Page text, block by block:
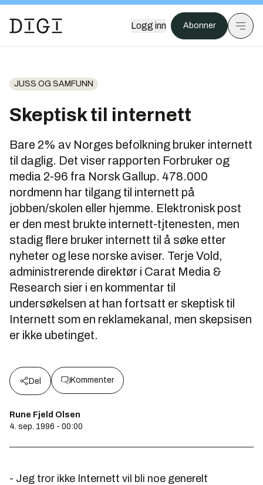
Logg inn Abonner
JUSS OG SAMFUNN
Skeptisk til internett
Bare 2% av Norges befolkning bruker internett
til daglig. Det viser rapporten Forbruker og
media 2-96 fra Norsk Gallup. 478.000
nordmenn har tilgang til internett på
jobben/skolen eller hjemme. Elektronisk post
er den mest brukte internett-tjtenesten, men
stadig flere bruker internett til å søke etter
nyheter og lese norske aviser. Terje Vold,
administrerende direktør i Carat Media &
Research sier i en kommentar til
undersøkelsen at han fortsatt er skeptisk til
Internett som en reklamekanal, men skepsisen
er ikke ubetinget.
Del Kommenter
Rune Fjeld Olsen
4. sep. 1996 - 00:00
- Jeg tror ikke Internett vil bli noe generelt